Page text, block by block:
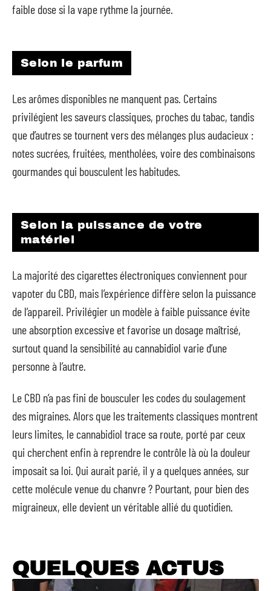
faible dose si la vape rythme la journée.
Selon le parfum
Les arômes disponibles ne manquent pas. Certains
privilégient les saveurs classiques, proches du tabac, tandis
que d’autres se tournent vers des mélanges plus audacieux :
notes sucrées, fruitées, mentholées, voire des combinaisons
gourmandes qui bousculent les habitudes.
Selon la puissance de votre
matériel
La majorité des cigarettes électroniques conviennent pour
vapoter du CBD, mais l’expérience diffère selon la puissance
de l’appareil. Privilégier un modèle à faible puissance évite
une absorption excessive et favorise un dosage maîtrisé,
surtout quand la sensibilité au cannabidiol varie d’une
personne à l’autre.
Le CBD n’a pas fini de bousculer les codes du soulagement
des migraines. Alors que les traitements classiques montrent
leurs limites, le cannabidiol trace sa route, porté par ceux
qui cherchent enfin à reprendre le contrôle là où la douleur
imposait sa loi. Qui aurait parié, il y a quelques années, sur
cette molécule venue du chanvre ? Pourtant, pour bien des
migraineux, elle devient un véritable allié du quotidien.
QUELQUES ACTUS